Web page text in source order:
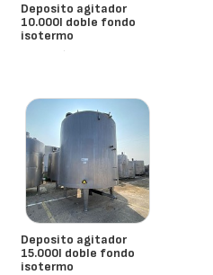
Deposito agitador
10.000l doble fondo
isotermo
- España
Deposito agitador
15.000l doble fondo
isotermo